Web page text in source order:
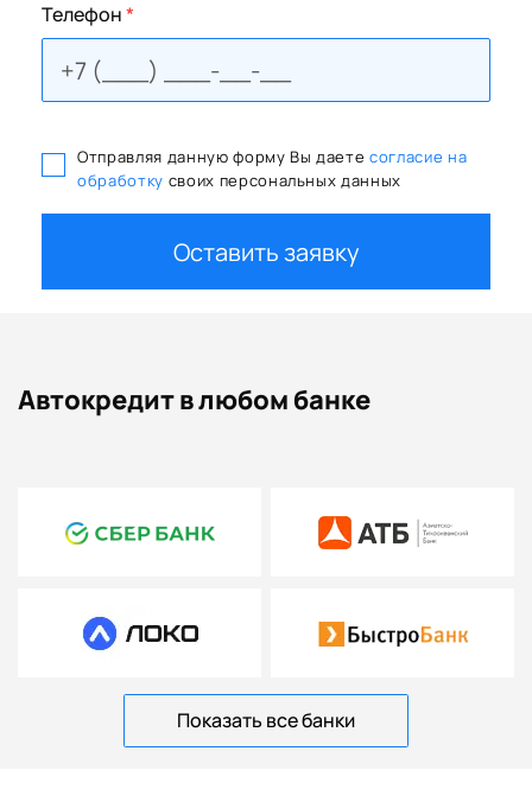
Телефон*
Отправляя данную форму Вы даете согласие на
обработку своих персональных данных
Оставить заявку
Автокредит в любом банке
Показать все банки